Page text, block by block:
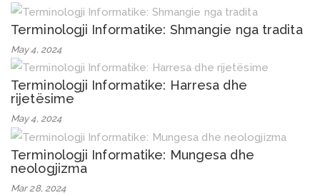
Terminologji Informatike: Shmangie nga tradita
May 4, 2024
Terminologji Informatike: Harresa dhe
rijetësime
May 4, 2024
Terminologji Informatike: Mungesa dhe
neologjizma
Mar 28, 2024